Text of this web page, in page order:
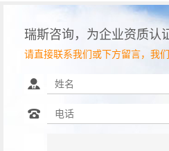
瑞斯咨询，为企业资质认
请直接联系我们或下方留言，我